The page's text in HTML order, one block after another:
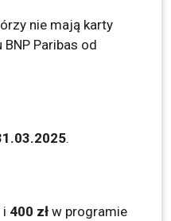
nie mają karty
Paribas od
.
i 400 zł w programie